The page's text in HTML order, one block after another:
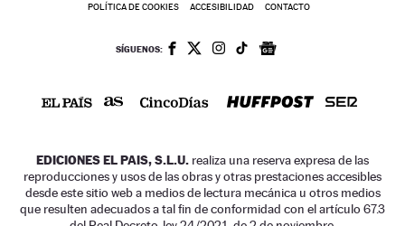
POLÍTICA DE COOKIES ACCESIBILIDAD CONTACTO
SÍGUENOS:
EDICIONES EL PAIS, S.L.U. realiza una reserva expresa de las
reproducciones y usos de las obras y otras prestaciones accesibles
desde este sitio web a medios de lectura mecánica u otros medios
que resulten adecuados a tal fin de conformidad con el artículo 67.3